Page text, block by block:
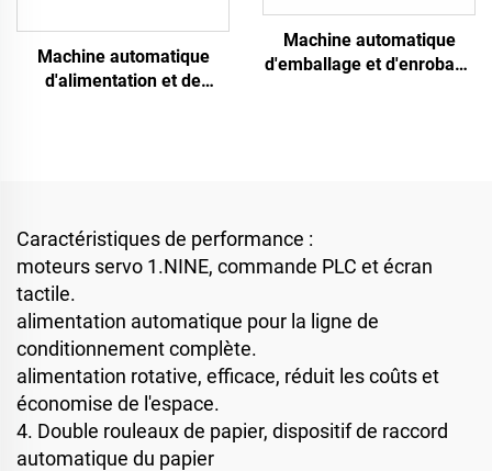
Machine automatique
d'alimentation et de
Machine automatique
d'emballage et d'enrobage
Caractéristiques de performance :
moteurs servo 1.NINE, commande PLC et écran
tactile.
alimentation automatique pour la ligne de
conditionnement complète.
alimentation rotative, efficace, réduit les coûts et
économise de l'espace.
4. Double rouleaux de papier, dispositif de raccord
automatique du papier